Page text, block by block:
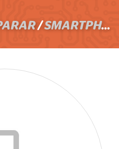
/SMARTPHONES